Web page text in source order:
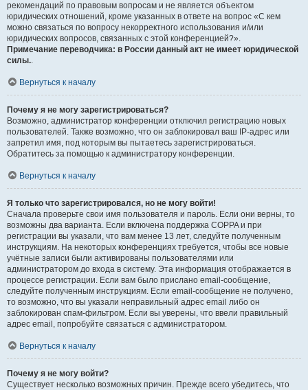
рекомендаций по правовым вопросам и не является объектом
юридических отношений, кроме указанных в ответе на вопрос «С кем
можно связаться по вопросу некорректного использования и/или
юридических вопросов, связанных с этой конференцией?».
Примечание переводчика: в России данный акт не имеет юридической
силы..
Вернуться к началу
Почему я не могу зарегистрироваться?
Возможно, администратор конференции отключил регистрацию новых
пользователей. Также возможно, что он заблокировал ваш IP-адрес или
запретил имя, под которым вы пытаетесь зарегистрироваться.
Обратитесь за помощью к администратору конференции.
Вернуться к началу
Я только что зарегистрировался, но не могу войти!
Сначала проверьте свои имя пользователя и пароль. Если они верны, то
возможны два варианта. Если включена поддержка COPPA и при
регистрации вы указали, что вам менее 13 лет, следуйте полученным
инструкциям. На некоторых конференциях требуется, чтобы все новые
учётные записи были активированы пользователями или
администратором до входа в систему. Эта информация отображается в
процессе регистрации. Если вам было прислано email-сообщение,
следуйте полученным инструкциям. Если email-сообщение не получено,
то возможно, что вы указали неправильный адрес email либо он
заблокирован спам-фильтром. Если вы уверены, что ввели правильный
адрес email, попробуйте связаться с администратором.
Вернуться к началу
Почему я не могу войти?
Существует несколько возможных причин. Прежде всего убедитесь, что